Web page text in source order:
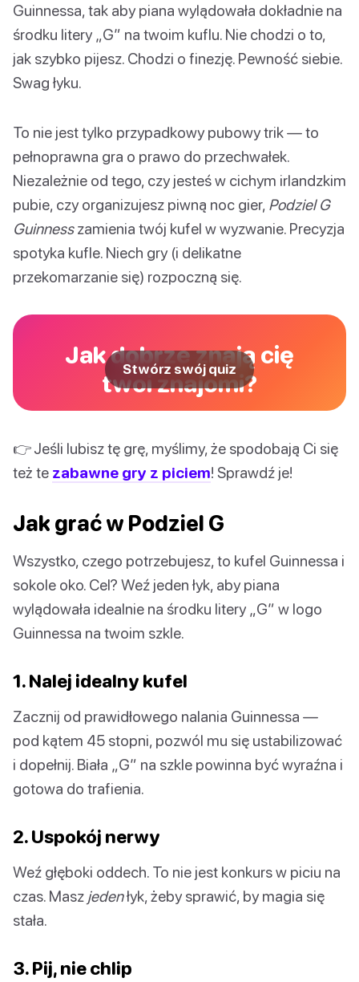
Guinnessa, tak aby piana wylądowała dokładnie na
środku litery „G” na twoim kuflu. Nie chodzi o to,
jak szybko pijesz. Chodzi o finezję. Pewność siebie.
Swag łyku.
To nie jest tylko przypadkowy pubowy trik — to
pełnoprawna gra o prawo do przechwałek.
Niezależnie od tego, czy jesteś w cichym irlandzkim
pubie, czy organizujesz piwną noc gier, Podziel G
Guinnesszamienia twój kufel w wyzwanie. Precyzja
spotyka kufle. Niech gry (i delikatne
przekomarzanie się) rozpoczną się.
Jak dobrze znają cię
twoi znajomi?
Stwórz swój quiz
👉 Jeśli lubisz tę grę, myślimy, że spodobają Ci się
też te zabawne gry z piciem! Sprawdź je!
Jak grać w Podziel G
Wszystko, czego potrzebujesz, to kufel Guinnessa i
sokole oko. Cel? Weź jeden łyk, aby piana
wylądowała idealnie na środku litery „G” w logo
Guinnessa na twoim szkle.
1. Nalej idealny kufel
Zacznij od prawidłowego nalania Guinnessa —
pod kątem 45 stopni, pozwól mu się ustabilizować
i dopełnij. Biała „G” na szkle powinna być wyraźna i
gotowa do trafienia.
2. Uspokój nerwy
Weź głęboki oddech. To nie jest konkurs w piciu na
czas. Masz jedenłyk, żeby sprawić, by magia się
stała.
3. Pij, nie chlip